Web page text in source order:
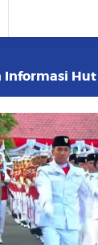
Informasi